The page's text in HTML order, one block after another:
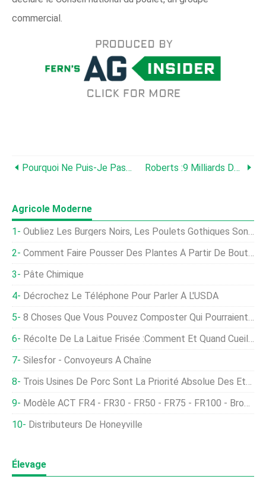
commercial.
Pourquoi Ne Puis-Je Pas Acheter De Lait ? Roberts :9 Milliards De Dollars Pour Les Éleveurs De Bétail
Agricole Moderne
Oubliez Les Burgers Noirs, Les Poulets Gothiques Sont La Vraie Chose
Comment Faire Pousser Des Plantes À Partir De Boutures
Pâte Chimique
Décrochez Le Téléphone Pour Parler À L'USDA
8 Choses Que Vous Pouvez Composter Qui Pourraient Vous Surprendre
Récolte De La Laitue Frisée :comment Et Quand Cueillir La Laitue Frisée
Silesfor - Convoyeurs À Chaîne
Trois Usines De Porc Sont La Priorité Absolue Des États-Unis Pour La Réouverture, Dit Peterson
Modèle ACT FR4 - FR30 - FR50 - FR75 - FR100 - Broyeur D'os
Distributeurs De Honeyville
Élevage